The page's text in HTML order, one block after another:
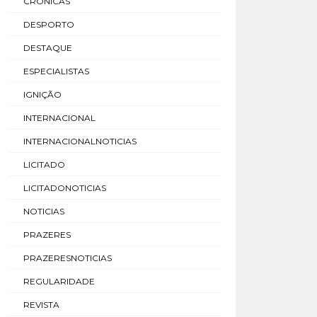
DESPORTO
DESTAQUE
ESPECIALISTAS
IGNIÇÃO
INTERNACIONAL
INTERNACIONALNOTICIAS
LICITADO
LICITADONOTICIAS
NOTICIAS
PRAZERES
PRAZERESNOTICIAS
REGULARIDADE
REVISTA